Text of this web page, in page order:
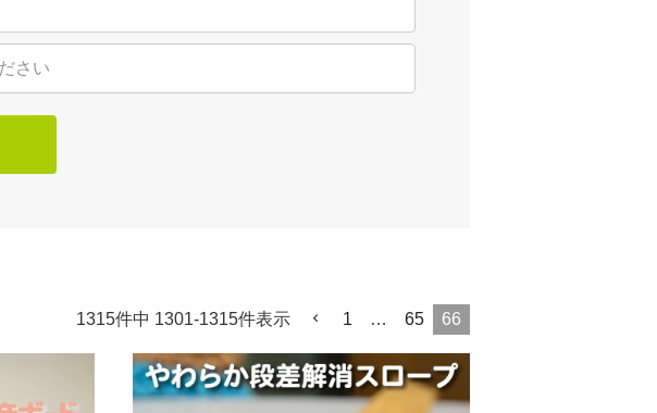
1315件中 1301-1315件表示 1 … 65 66